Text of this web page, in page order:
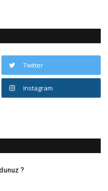
Twitter
Instagram
?